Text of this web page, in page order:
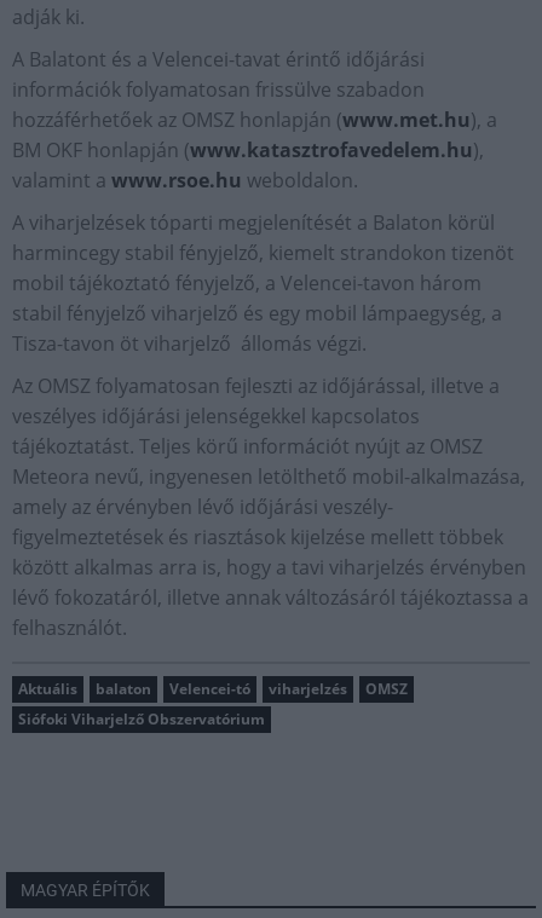
adják ki.
A Balatont és a Velencei-tavat érintő időjárási
információk folyamatosan frissülve szabadon
hozzáférhetőek az OMSZ honlapján (www.met.hu), a
BM OKF honlapján (www.katasztrofavedelem.hu),
valamint a www.rsoe.hu weboldalon.
A viharjelzések tóparti megjelenítését a Balaton körül
harmincegy stabil fényjelző, kiemelt strandokon tizenöt
mobil tájékoztató fényjelző, a Velencei-tavon három
stabil fényjelző viharjelző és egy mobil lámpaegység, a
Tisza-tavon öt viharjelző állomás végzi.
Az OMSZ folyamatosan fejleszti az időjárással, illetve a
veszélyes időjárási jelenségekkel kapcsolatos
tájékoztatást. Teljes körű információt nyújt az OMSZ
Meteora nevű, ingyenesen letölthető mobil-alkalmazása,
amely az érvényben lévő időjárási veszély-
figyelmeztetések és riasztások kijelzése mellett többek
között alkalmas arra is, hogy a tavi viharjelzés érvényben
lévő fokozatáról, illetve annak változásáról tájékoztassa a
felhasználót.
Aktuális balaton Velencei-tó viharjelzés
OMSZ
Siófoki Viharjelző Obszervatórium
MAGYAR ÉPÍTŐK